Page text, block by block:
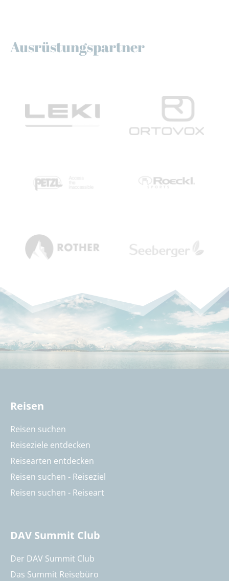
Ausrüstungspartner
Reisen
Reisen suchen
Reiseziele entdecken
Reisearten entdecken
Reisen suchen - Reiseziel
Reisen suchen - Reiseart
DAV Summit Club
Der DAV Summit Club
Das Summit Reisebüro